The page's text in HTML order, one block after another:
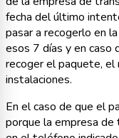
fecha del último
pasar a recogerlo en
esos 7 días y en caso
recoger el paquete,
instalaciones.
En el caso de que el
porque la empresa